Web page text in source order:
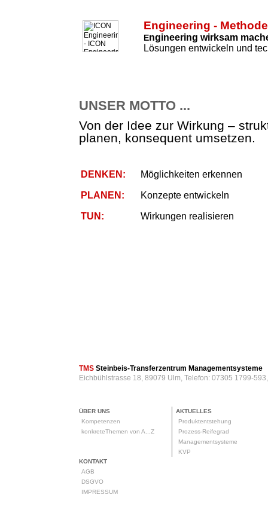
Engineering -
Engineering wirksam
Lösungen entwickeln und
UNSER MOTTO ...
Von der Idee zur Wirkung –
planen, konsequent umsetzen.
DENKEN: Möglichkeiten erkennen
PLANEN: Konzepte entwickeln
TUN: Wirkungen realisieren
TMS Steinbeis-Transferzentrum Managementsysteme
Eichbühlstrasse 18, 89079 Ulm, Telefon: 07305 1799-
ÜBER UNS
Kompetenzen
konkreteThemen von A...Z
AKTUELLES
Produktentstehung
Prozess-Reifegrad
Managementsysteme
KVP
KONTAKT
AGB
DSGVO
IMPRESSUM